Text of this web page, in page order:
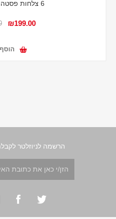
6 צלחות פסטה קורנינג לבן
₪199.00
הרשמה לניוזלטר